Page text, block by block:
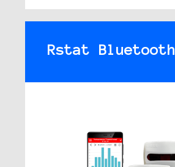
Rstat